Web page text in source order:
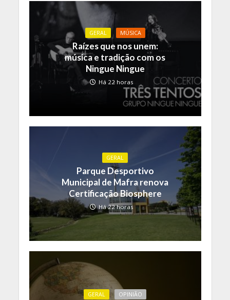
GERAL MÚSICA
Raízes que nos unem:
música e tradição com os
Ningue Ningue
Há 22 horas
GERAL
Parque Desportivo
Municipal de Mafra renova
Certificação Biosphere
Há 22 horas
GERAL OPINIÃO